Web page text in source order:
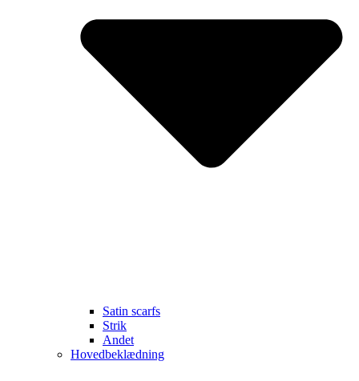
Satin scarfs
Strik
Andet
Hovedbeklædning